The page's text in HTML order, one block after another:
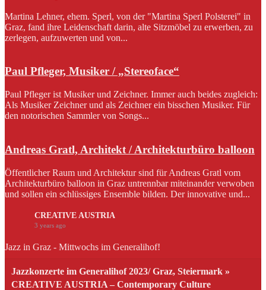
Martina Lehner, ehem. Sperl, von der "Martina Sperl Polsterei" in
Graz, fand ihre Leidenschaft darin, alte Sitzmöbel zu erwerben, zu
zerlegen, aufzuwerten und von...
Paul Pfleger, Musiker / „Stereoface“
Paul Pfleger ist Musiker und Zeichner. Immer auch beides zugleich:
Als Musiker Zeichner und als Zeichner ein bisschen Musiker. Für
den notorischen Sammler von Songs...
Andreas Gratl, Architekt / Architekturbüro balloon
Öffentlicher Raum und Architektur sind für Andreas Gratl vom
Architekturbüro balloon in Graz untrennbar miteinander verwoben
und sollen ein schlüssiges Ensemble bilden. Der innovative und...
CREATIVE AUSTRIA
3 years ago
Jazz in Graz - Mittwochs im Generalihof!
Jazzkonzerte im Generalihof 2023/ Graz, Steiermark »
CREATIVE AUSTRIA – Contemporary Culture